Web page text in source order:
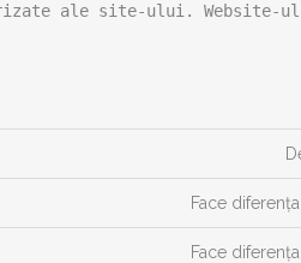
ale site-ului. Website-
Face
Face